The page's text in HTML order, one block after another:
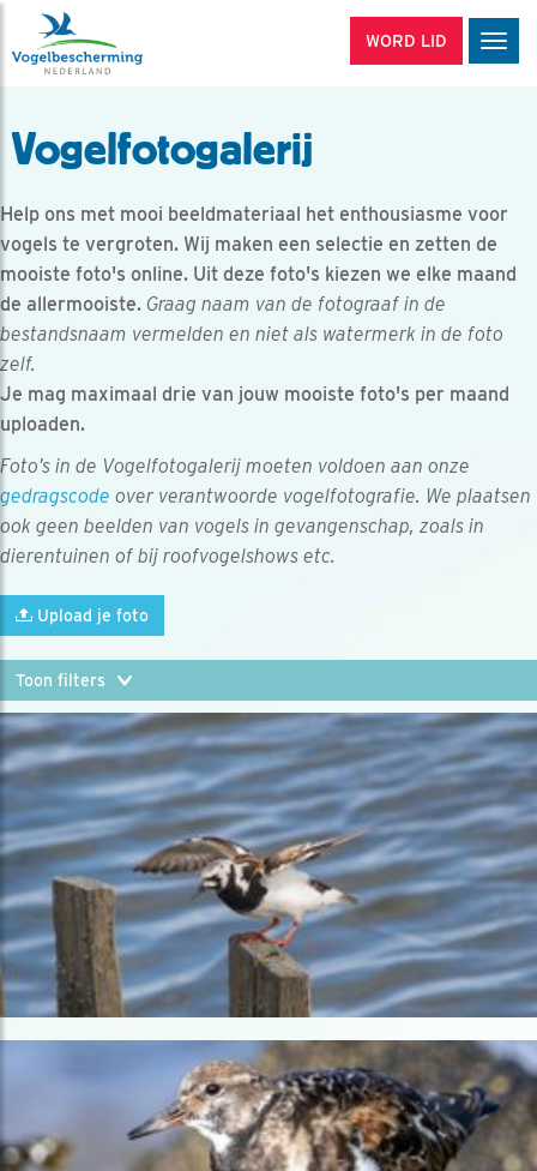
WORD LID
Vogelfotogalerij
Help ons met mooi beeldmateriaal het enthousiasme voor
vogels te vergroten. Wij maken een selectie en zetten de
mooiste foto's online. Uit deze foto's kiezen we elke maand
de allermooiste. Graag naam van de fotograaf in de
bestandsnaam vermelden en niet als watermerk in de foto
zelf.
Je mag maximaal drie van jouw mooiste foto's per maand
uploaden.
Foto’s in de Vogelfotogalerij moeten voldoen aan onze
gedragscode over verantwoorde vogelfotografie. We plaatsen
ook geen beelden van vogels in gevangenschap, zoals in
dierentuinen of bij roofvogelshows etc.
Upload je foto